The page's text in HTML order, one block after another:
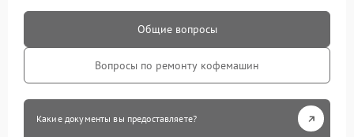
Общие вопросы
Вопросы по ремонту кофемашин
Какие документы вы предоставляете?